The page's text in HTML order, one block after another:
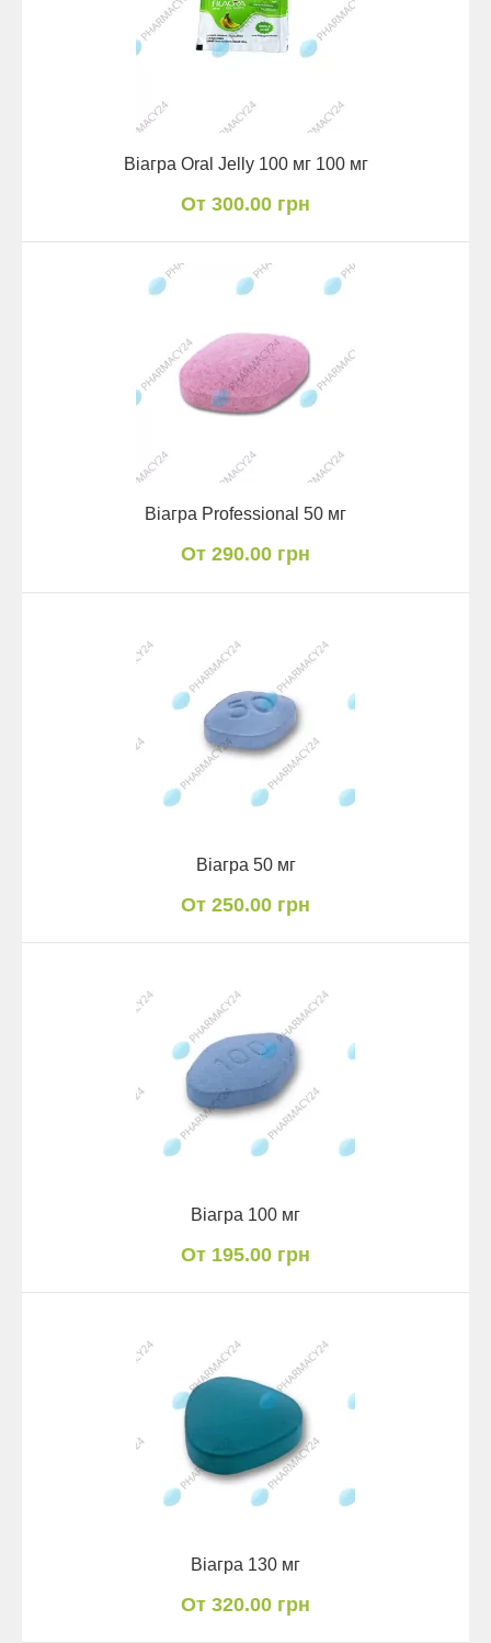
Віагра Oral Jelly 100 мг 100 мг
От 300.00 грн
Віагра Professional 50 мг
От 290.00 грн
Віагра 50 мг
От 250.00 грн
Віагра 100 мг
От 195.00 грн
Віагра 130 мг
От 320.00 грн